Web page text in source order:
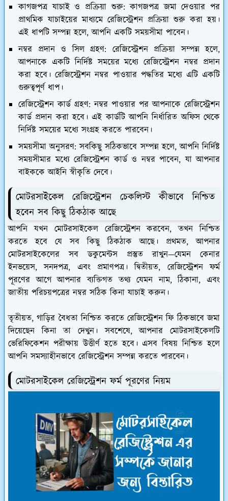
কাগজপত্র যাচাই ও প্রক্রিয়া শুরু:কাগজপত্র জমা দেওয়ার পর
প্রাথমিক যাচাইয়ের মাধ্যমে রেজিস্ট্রেশন প্রক্রিয়া শুরু করা হয়।
এই ধাপটি সম্পন্ন হলে, আপনি একটি সময়সীমা পাবেন।
নম্বর প্রদান ও সিল গ্রহণ: রেজিস্ট্রেশন প্রক্রিয়া সম্পন্ন হলে,
আপনাকে একটি নির্দিষ্ট সময়ের মধ্যে রেজিস্ট্রেশন নম্বর প্রদান
করা হবে। রেজিস্ট্রেশন নম্বর পাওয়ার পদ্ধতির মধ্যে এটি একটি
গুরুত্বপূর্ণ ধাপ।
রেজিস্ট্রেশন কার্ড গ্রহণ:নম্বর পাওয়ার পর আপনাকে রেজিস্ট্রেশন
কার্ড প্রদান করা হবে। এই কার্ডটি আপনি নির্ধারিত অফিস থেকে
নির্দিষ্ট সময়ের মধ্যে সংগ্রহ করতে পারবেন।
সময়সীমা অনুসরণ:সবকিছু সঠিকভাবে সম্পন্ন হলে, আপনি নির্দিষ্ট
সময়সীমার মধ্যে রেজিস্ট্রেশন কার্ড ও নম্বর পাবেন, যা আপনার
বাইককে আইনি স্বীকৃতি দেবে।
মোটরসাইকেল রেজিস্ট্রেশন চেকলিস্ট কীভাবে নিশ্চিত
হবেন সব কিছু ঠিকঠাক আছে
আপনি যখন মোটরসাইকেল রেজিস্ট্রেশন করবেন, তখন নিশ্চিত
করতে হবে যে সব কিছু ঠিকঠাক আছে। প্রথমত, আপনার
মোটরসাইকেলের সব ডকুমেন্টস প্রস্তুত রাখুন—যেমন কেনার
ইনভয়েস, সনদপত্র, এবং প্রমাণপত্র। দ্বিতীয়ত, রেজিস্ট্রেশন ফর্ম
পূরণের আগে আপনার ব্যক্তিগত তথ্য যেমন নাম, ঠিকানা, এবং
জাতীয় পরিচয়পত্রের নম্বর সঠিক কিনা যাচাই করুন।
তৃতীয়ত, গাড়ির বৈধতা নিশ্চিত করতে রেজিস্ট্রেশন ফি ঠিকভাবে জমা
দিয়েছেন কিনা তা দেখুন। সবশেষে, আপনার মোটরসাইকেলটি
ভেরিফিকেশন পরীক্ষায় উত্তীর্ণ হতে হবে। এসব বিষয় নিশ্চিত হলে
আপনি সমস্যাহীনভাবে রেজিস্ট্রেশন সম্পন্ন করতে পারবেন।
মোটরসাইকেল রেজিস্ট্রেশন ফর্ম পূরণের নিয়ম